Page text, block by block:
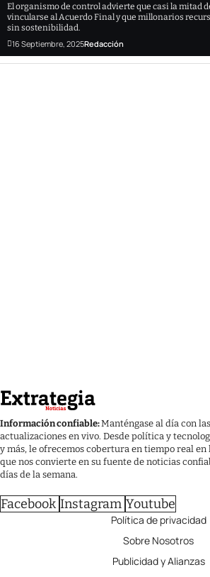
El organismo de control advierte que casi la mitad
vincularse al Acuerdo Final y que millonarios
sin sostenibilidad.
16 Septiembre, 2025Redacción
Información confiable:Manténgase al día con
actualizaciones en vivo. Desde política y
y más, le ofrecemos cobertura en tiempo real en
que nos convierte en su fuente de noticias
días de la semana.
Facebook Instagram Youtube
Política de privacidad
Sobre Nosotros
Publicidad y Alianzas